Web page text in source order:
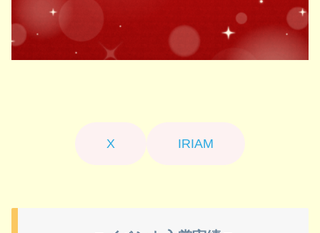
X IRIAM